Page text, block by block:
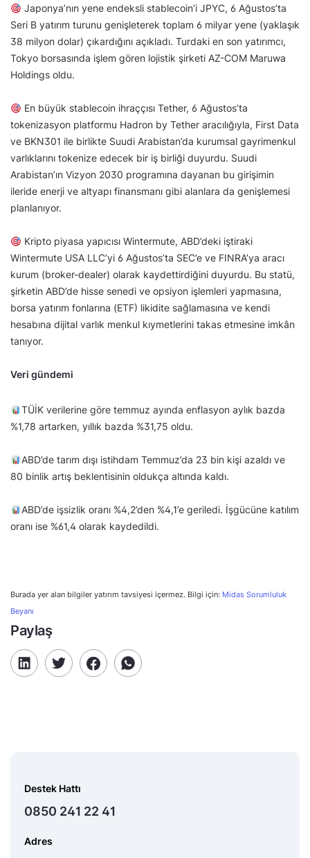
Japonya’nın yene endeksli stablecoin’i JPYC, 6 Ağustos’ta
Seri B yatırım turunu genişleterek toplam 6 milyar yene (yaklaşık
38 milyon dolar) çıkardığını açıkladı. Turdaki en son yatırımcı,
Tokyo borsasında işlem gören lojistik şirketi AZ-COM Maruwa
Holdings oldu.
En büyük stablecoin ihraççısı Tether, 6 Ağustos’ta
tokenizasyon platformu Hadron by Tether aracılığıyla, First Data
ve BKN301 ile birlikte Suudi Arabistan’da kurumsal gayrimenkul
varlıklarını tokenize edecek bir iş birliği duyurdu. Suudi
Arabistan’ın Vizyon 2030 programına dayanan bu girişimin
ileride enerji ve altyapı finansmanı gibi alanlara da genişlemesi
planlanıyor.
Kripto piyasa yapıcısı Wintermute, ABD’deki iştiraki
Wintermute USA LLC’yi 6 Ağustos’ta SEC’e ve FINRA’ya aracı
kurum (broker-dealer) olarak kaydettirdiğini duyurdu. Bu statü,
şirketin ABD’de hisse senedi ve opsiyon işlemleri yapmasına,
borsa yatırım fonlarına (ETF) likidite sağlamasına ve kendi
hesabına dijital varlık menkul kıymetlerini takas etmesine imkân
tanıyor.
Veri gündemi
TÜİK verilerine göre temmuz ayında enflasyon aylık bazda
%1,78 artarken, yıllık bazda %31,75 oldu.
ABD’de tarım dışı istihdam Temmuz’da 23 bin kişi azaldı ve
80 binlik artış beklentisinin oldukça altında kaldı.
ABD’de işsizlik oranı %4,2’den %4,1’e geriledi. İşgücüne katılım
oranı ise %61,4 olarak kaydedildi.
Burada yer alan bilgiler yatırım tavsiyesi içermez. Bilgi için: Midas Sorumluluk
Beyanı
Paylaş
Destek Hattı
0850 241 22 41
Adres